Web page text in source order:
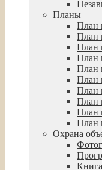
Планы
План
План
План
План
План
План
План
План
План
План
Охрана